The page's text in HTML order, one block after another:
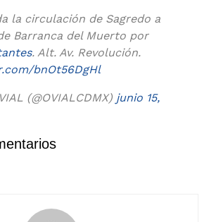
la circulación de Sagredo a
Barranca del Muerto por
. Alt. Av. Revolución.
bnOt56DgHl
(@OVIALCDMX) junio 15,